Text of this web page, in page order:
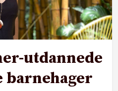
utdannede
barnehager